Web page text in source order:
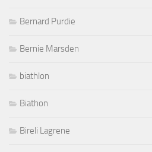
Bernard Purdie
Bernie Marsden
biathlon
Biathon
Bireli Lagrene